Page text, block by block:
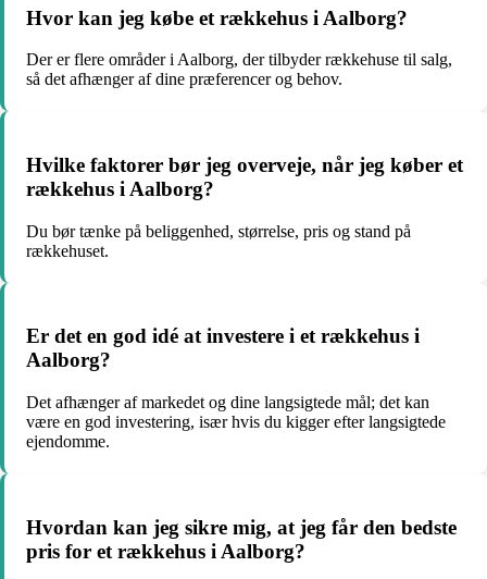
Hvor kan jeg købe et rækkehus i Aalborg?
Der er flere områder i Aalborg, der tilbyder rækkehuse til salg,
så det afhænger af dine præferencer og behov.
Hvilke faktorer bør jeg overveje, når jeg køber et
rækkehus i Aalborg?
Du bør tænke på beliggenhed, størrelse, pris og stand på
rækkehuset.
Er det en god idé at investere i et rækkehus i
Aalborg?
Det afhænger af markedet og dine langsigtede mål; det kan
være en god investering, især hvis du kigger efter langsigtede
ejendomme.
Hvordan kan jeg sikre mig, at jeg får den bedste
pris for et rækkehus i Aalborg?